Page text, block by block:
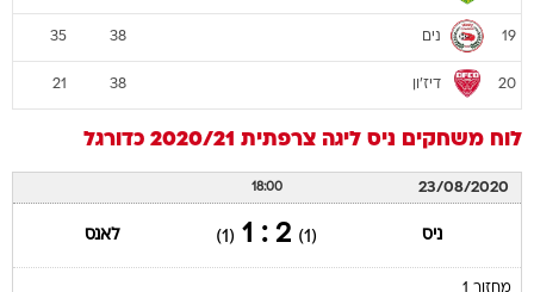
19 נים 38
35
20 דיז'ון 38
21
לוח משחקים ניס ליגה צרפתית 2020/21 כדורגל
23/08/2020
18:00
ניס (1)
2 : 1
(1) לאנס
מחזור 1